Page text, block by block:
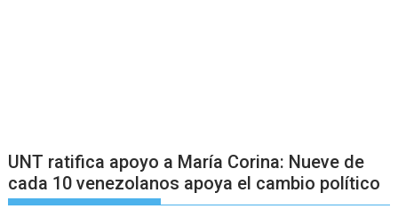
UNT ratifica apoyo a María Corina: Nueve de
cada 10 venezolanos apoya el cambio político